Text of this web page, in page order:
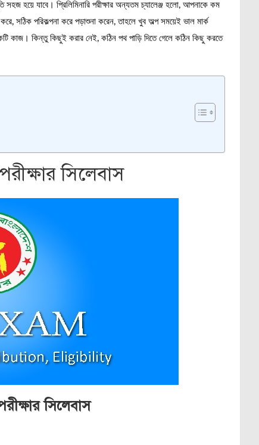
সহজ হয়ে যাবে। প্রিলিমিনারি পরীক্ষার অন্যতম চ্যালেঞ্জ হলো, আপনাকে কম
সঠিক পরিকল্পনা করে পড়াশুনা করেন, তাহলে খুব অল্প সময়েই ভাল মার্ক
কিন্তু কিছুই করার নেই, কঠিন পথ পাড়ি দিতে গেলে কঠিন কিছু করতে
সিলেবাস
সিলেবাস